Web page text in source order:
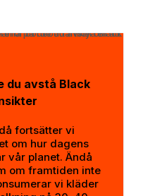
du avstå Black
fortsätter vi
om hur dagens
vår planet. Ändå
om framtiden inte
vi kläder